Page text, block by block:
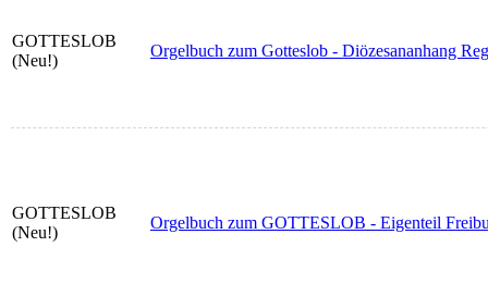
GOTTESLOB
(Neu!)
Orgelbuch zum Gotteslob - Diözesananhang
GOTTESLOB
(Neu!)
Orgelbuch zum GOTTESLOB - Eigenteil